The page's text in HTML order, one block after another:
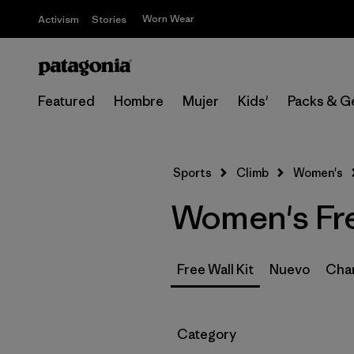
Activism Stories Worn Wear
Featured Hombre Mujer Kids' Packs &
Sports Climb Women's
Women's
Free Wall Kit Nuevo
Filtrar por
Category